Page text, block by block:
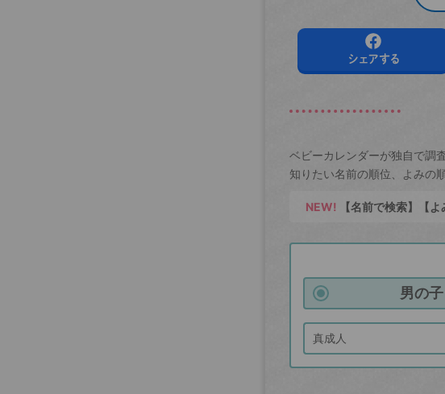
シェアする
ベビーカレンダーが独自で調
知りたい名前の順位、よみの
NEW! 【名前で検索】【
男の子